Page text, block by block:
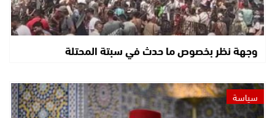
وجهة نظر بخصوص ما حدث في سبتة المحتلة
سياسة